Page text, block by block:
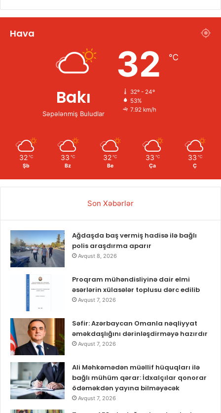
Hava
Bakı
Səpələnmiş Buludlar
32 ℃
32º - 24º
53%
7.92 km/h
32 ℃
Şb
33 ℃
Bz
32 ℃
Be
33 ℃
Ça
33 ℃
Ç
Son Xəbərlər
Ağdaşda baş vermiş hadisə ilə bağlı
polis araşdırma aparır
Avqust 8, 2026
Proqram mühəndisliyinə dair elmi
əsərlərin xülasələr toplusu dərc edilib
Avqust 7, 2026
Səfir: Azərbaycan Omanla nəqliyyat
əməkdaşlığını dərinləşdirməyə hazırdır
Avqust 7, 2026
Ali Məhkəmədən müəllif hüquqları ilə
bağlı mühüm qərar: İdxalçılar qonorar
ödəməkdən yayına bilməyəcək
Avqust 7, 2026